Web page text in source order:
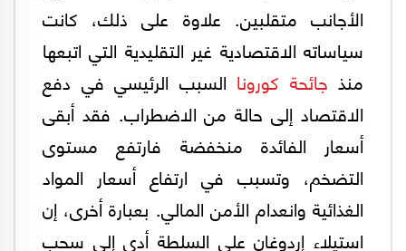
الأجانب متقلبين. علاوة على ذلك، كانت
سياساته الاقتصادية غير التقليدية التي اتبعها
منذ جائحة كورونا السبب الرئيسي في دفع
الاقتصاد إلى حالة من الاضطراب. فقد أبقى
أسعار الفائدة منخفضة فارتفع مستوى
التضخم، وتسبب في ارتفاع أسعار المواد
الغذائية وانعدام الأمن المالي. بعبارة أخرى، إن
استيلاء إردوغان على السلطة أدى إلى سحب